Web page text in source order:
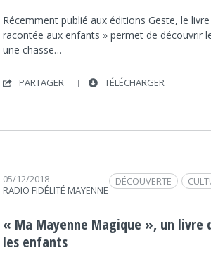
Récemment publié aux éditions Geste, le
racontée aux enfants » permet de découvrir
une chasse…
PARTAGER TÉLÉCHARGER
05/12/2018
RADIO FIDÉLITÉ MAYENNE
DÉCOUVERTE
« Ma Mayenne Magique », un livre
les enfants